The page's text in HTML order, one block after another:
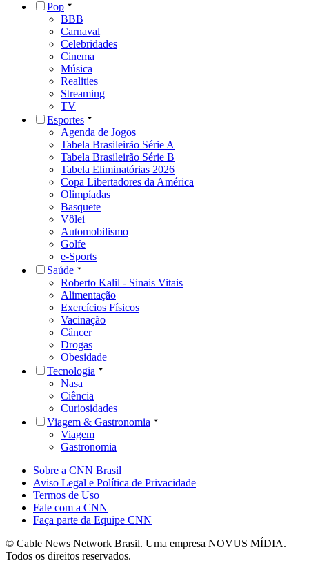
Pop
BBB
Carnaval
Celebridades
Cinema
Música
Realities
Streaming
TV
Esportes
Agenda de Jogos
Tabela Brasileirão Série A
Tabela Brasileirão Série B
Tabela Eliminatórias 2026
Copa Libertadores da América
Olimpíadas
Basquete
Vôlei
Automobilismo
Golfe
e-Sports
Saúde
Roberto Kalil - Sinais Vitais
Alimentação
Exercícios Físicos
Vacinação
Câncer
Drogas
Obesidade
Tecnologia
Nasa
Ciência
Curiosidades
Viagem & Gastronomia
Viagem
Gastronomia
Sobre a CNN Brasil
Aviso Legal e Política de Privacidade
Termos de Uso
Fale com a CNN
Faça parte da Equipe CNN
© Cable News Network Brasil. Uma empresa NOVUS MÍDIA.
Todos os direitos reservados.